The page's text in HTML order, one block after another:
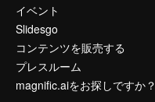
イベント
Slidesgo
コンテンツを販売する
プレスルーム
magnific.aiをお探しですか？